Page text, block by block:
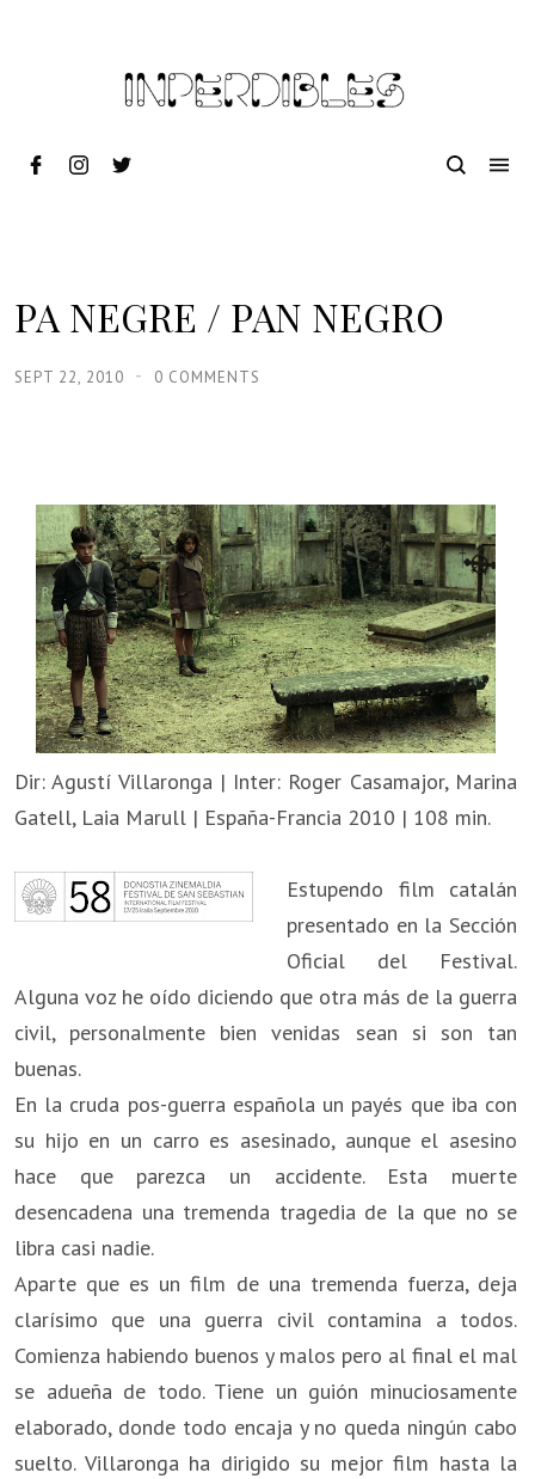
PA NEGRE / PAN NEGRO
SEPT 22, 2010 0 COMMENTS
Dir: Agustí Villaronga | Inter: Roger Casamajor, Marina
Gatell, Laia Marull | España-Francia 2010 | 108 min.
Estupendo film catalán
presentado en la Sección
Oficial del Festival.
Alguna voz he oído diciendo que otra más de la guerra
civil, personalmente bien venidas sean si son tan
buenas.
En la cruda pos-guerra española un payés que iba con
su hijo en un carro es asesinado, aunque el asesino
hace que parezca un accidente. Esta muerte
desencadena una tremenda tragedia de la que no se
libra casi nadie.
Aparte que es un film de una tremenda fuerza, deja
clarísimo que una guerra civil contamina a todos.
Comienza habiendo buenos y malos pero al final el mal
se adueña de todo. Tiene un guión minuciosamente
elaborado, donde todo encaja y no queda ningún cabo
suelto. Villaronga ha dirigido su mejor film hasta la